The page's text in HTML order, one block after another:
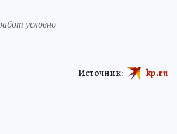
условно
Источник: kp.ru